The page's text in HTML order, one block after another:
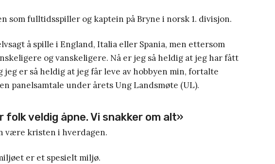
som fulltidsspiller og kaptein på Bryne i norsk 1. divisjon.
å spille i England, Italia eller Spania, men ettersom
og vanskeligere. Nå er jeg så heldig at jeg har fått
jeg er så heldig at jeg får leve av hobbyen min, fortalte
panelsamtale under årets Ung Landsmøte (UL).
folk veldig åpne. Vi snakker om alt»
være kristen i hverdagen.
er et spesielt miljø.